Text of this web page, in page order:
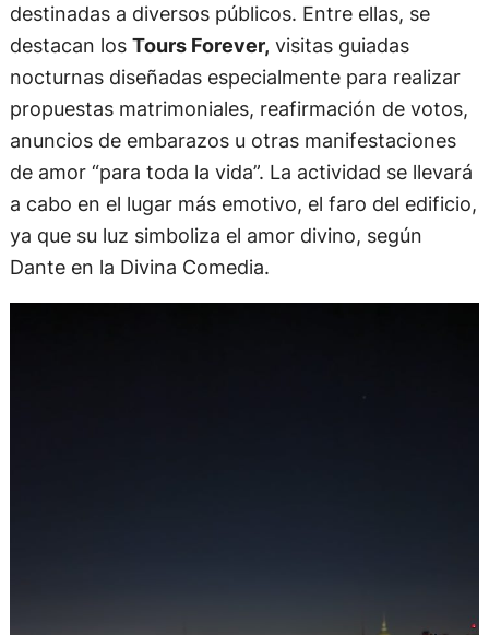
destinadas a diversos públicos. Entre ellas, se
destacan los Tours Forever, visitas guiadas
nocturnas diseñadas especialmente para realizar
propuestas matrimoniales, reafirmación de votos,
anuncios de embarazos u otras manifestaciones
de amor “para toda la vida”. La actividad se llevará
a cabo en el lugar más emotivo, el faro del edificio,
ya que su luz simboliza el amor divino, según
Dante en la Divina Comedia.